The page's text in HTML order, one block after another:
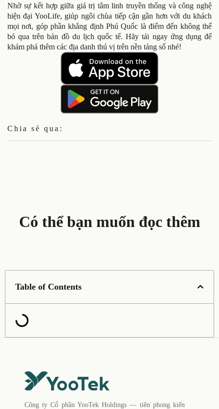
Nhờ sự kết hợp giữa giá trị tâm linh truyền thống và công nghệ
hiện đại YooLife, giúp ngôi chùa tiếp cận gần hơn với du khách
mọi nơi, góp phần khẳng định Phú Quốc là điểm đến không thể
bỏ qua trên bản đồ du lịch quốc tế. Hãy tải ngay ứng dụng để
khám phá thêm các địa danh thú vị trên nền tảng số nhé!
Chia sẻ qua:
Có thể bạn muốn đọc thêm
Table of Contents
Công ty Cổ phần YooTek Holdings — tiên phong kiến